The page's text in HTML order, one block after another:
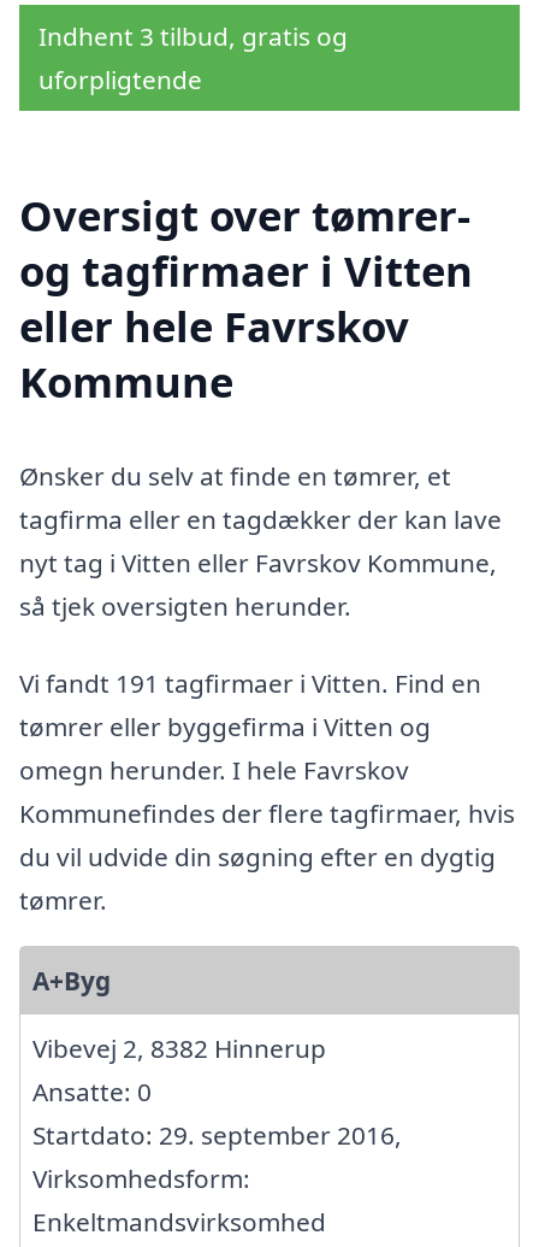
Indhent 3 tilbud, gratis og
uforpligtende
Oversigt over tømrer-
og tagfirmaer i Vitten
eller hele Favrskov
Kommune
Ønsker du selv at finde en tømrer, et
tagfirma eller en tagdækker der kan lave
nyt tag i Vitten eller Favrskov Kommune,
så tjek oversigten herunder.
Vi fandt 191 tagfirmaer i Vitten. Find en
tømrer eller byggefirma i Vitten og
omegn herunder. I hele Favrskov
Kommunefindes der flere tagfirmaer, hvis
du vil udvide din søgning efter en dygtig
tømrer.
A+Byg
Vibevej 2, 8382 Hinnerup
Ansatte: 0
Startdato: 29. september 2016,
Virksomhedsform:
Enkeltmandsvirksomhed